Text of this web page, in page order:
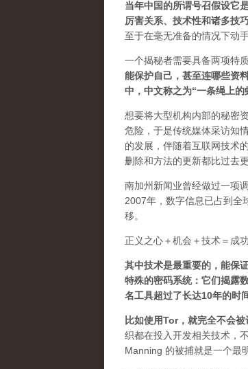
当年中国的所谓号召假设它
厉害关系、技术性和诸多技
至于在毫无准备的情况下动
一个揭秘者需要具备两项特质
能保护自己，甚至连哪些资
中，中文称之为“一条绳上的
想要将大型机构内部的秘密
危险，于是传统媒体采访知
的发展，伴随着互联网技术
删除和方法的更新都比过去更
南加州新闻业曾经做过一项
2007年，数字信息已占到全
移。
正义之心＋机会＋技术＝成功
其中技术是最重要的，能保
特殊的密码系统：它们揭露
名工具超过了长达10年的时
比如使用Tor，就完全不会被
织都在投入开发相关技术，
Manning 的被捕就是一个最